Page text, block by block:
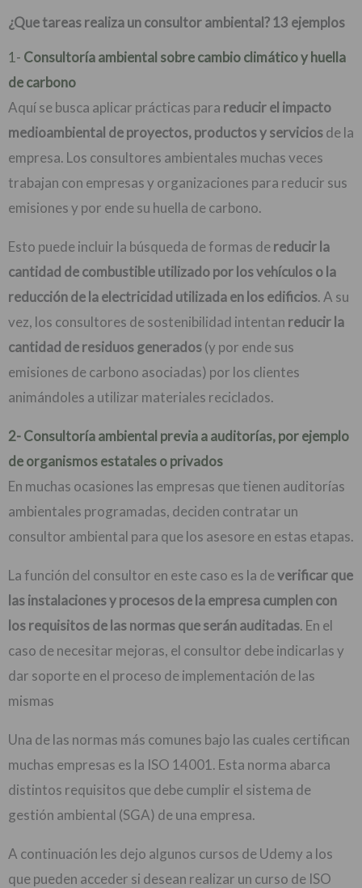
¿Que tareas realiza un consultor ambiental? 13 ejemplos
1- Consultoría ambiental sobre cambio climático y huella
de carbono
Aquí se busca aplicar prácticas para reducir el impacto
medioambiental de proyectos, productos y serviciosde la
empresa. Los consultores ambientales muchas veces
trabajan con empresas y organizaciones para reducir sus
emisiones y por ende su huella de carbono.
Esto puede incluir la búsqueda de formas dereducir la
cantidad de combustible utilizado por los vehículos o la
reducción de la electricidad utilizada en los edificios. A su
vez, los consultores de sostenibilidad intentan reducir la
cantidad de residuos generados(y por ende sus
emisiones de carbono asociadas) por los clientes
animándoles a utilizar materiales reciclados.
2- Consultoría ambiental previa a auditorías, por ejemplo
de organismos estatales o privados
En muchas ocasiones las empresas que tienen auditorías
ambientales programadas, deciden contratar un
consultor ambiental para que los asesore en estas etapas.
La función del consultor en este caso es la deverificar que
las instalaciones y procesos de la empresa cumplen con
los requisitos de las normas que serán auditadas. En el
caso de necesitar mejoras, el consultor debe indicarlas y
dar soporte en el proceso de implementación de las
mismas
Una de las normas más comunes bajo las cuales certifican
muchas empresas es la ISO 14001. Esta norma abarca
distintos requisitos que debe cumplir el sistema de
gestión ambiental (SGA) de una empresa.
A continuación les dejo algunos cursos de Udemy a los
que pueden acceder si desean realizar un curso de ISO